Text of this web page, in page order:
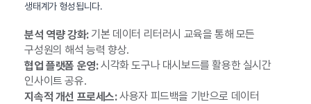
생태계가 형성됩니다.
분석 역량 강화:기본 데이터 리터러시 교육을 통해 모든
구성원의 해석 능력 향상.
협업 플랫폼 운영:시각화 도구나 대시보드를 활용한 실시간
인사이트 공유.
지속적 개선 프로세스:사용자 피드백을 기반으로 데이터